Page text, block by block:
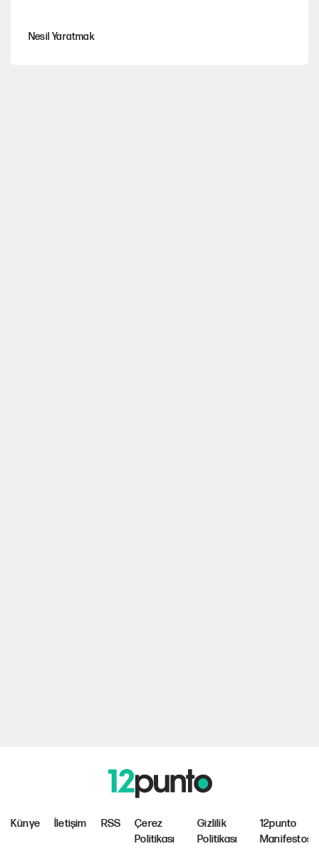
Nesil Yaratmak
Künye İletişim RSS
Çerez
Politikası
Gizlilik
Politikası
12punto
Manifestosu